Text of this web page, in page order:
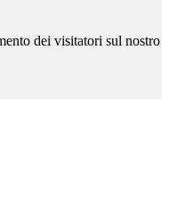
dei visitatori sul nostro